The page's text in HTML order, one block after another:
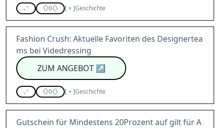
0 [+]Geschichte
Fashion Crush: Aktuelle Favoriten des Designertea
ms bei Videdressing
ZUM ANGEBOT↗
0 [+]Geschichte
Gutschein für Mindestens 20Prozent auf gilt für A